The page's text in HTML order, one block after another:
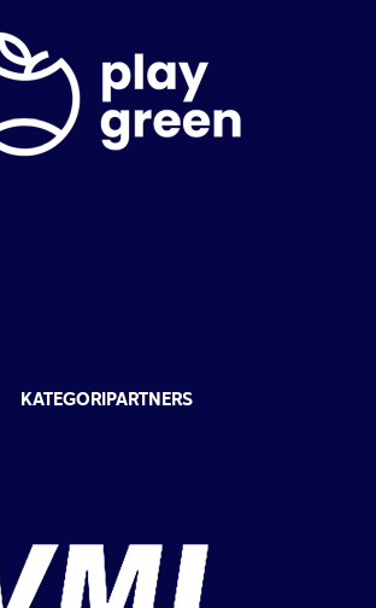
KATEGORIPARTNERS